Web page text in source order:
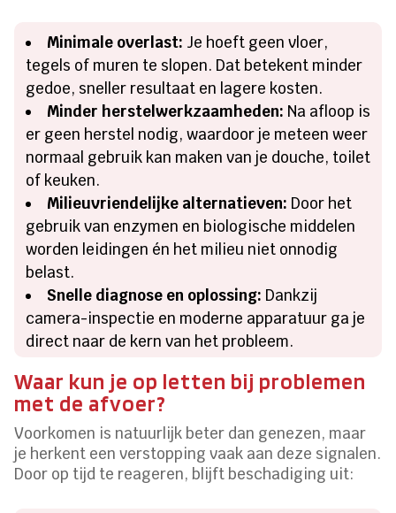
Minimale overlast: Je hoeft geen vloer,
tegels of muren te slopen. Dat betekent minder
gedoe, sneller resultaat en lagere kosten.
Minder herstelwerkzaamheden: Na afloop is
er geen herstel nodig, waardoor je meteen weer
normaal gebruik kan maken van je douche, toilet
of keuken.
Milieuvriendelijke alternatieven: Door het
gebruik van enzymen en biologische middelen
worden leidingen én het milieu niet onnodig
belast.
Snelle diagnose en oplossing: Dankzij
camera-inspectie en moderne apparatuur ga je
direct naar de kern van het probleem.
Waar kun je op letten bij problemen
met de afvoer?
Voorkomen is natuurlijk beter dan genezen, maar
je herkent een verstopping vaak aan deze signalen.
Door op tijd te reageren, blijft beschadiging uit: